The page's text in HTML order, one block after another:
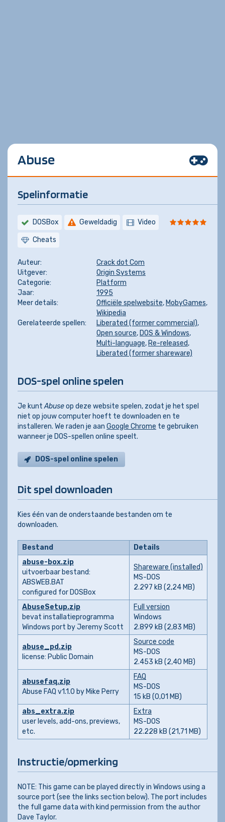
Abuse
Spelinformatie
DOSBox Geweldadig Video
Cheats
Auteur:
Crack dot Com
Uitgever:
Origin Systems
Categorie:
Platform
Jaar:
1995
Meer details:
Officiële spelwebsite, MobyGames,
Wikipedia
Gerelateerde spellen:
Liberated (former commercial),
Open source, DOS & Windows,
Multi-language, Re-released,
Liberated (former shareware)
DOS-spel online spelen
Je kuntAbuseop deze website spelen, zodat je het spel
niet op jouw computer hoeft te downloaden en te
installeren. We raden je aan Google Chrome te gebruiken
wanneer je DOS-spellen online speelt.
DOS-spel online spelen
Dit spel downloaden
Kies één van de onderstaande bestanden om te
downloaden.
Bestand
Details
abuse-box.zip
uitvoerbaar bestand:
ABSWEB.BAT
configured for DOSBox
Shareware (installed)
MS-DOS
2.297 kB (2,24 MB)
AbuseSetup.zip
bevat installatieprogramma
Windows port by Jeremy Scott
Full version
Windows
2.899 kB (2,83 MB)
abuse_pd.zip
license: Public Domain
Source code
MS-DOS
2.453 kB (2,40 MB)
abusefaq.zip
Abuse FAQ v1.1.0 by Mike Perry
FAQ
MS-DOS
15 kB (0,01 MB)
abs_extra.zip
user levels, add-ons, previews,
etc.
Extra
MS-DOS
22.228 kB (21,71 MB)
Instructie/opmerking
NOTE: This game can be played directly in Windows using a
source port (see the links section below). The port includes
the full game data with kind permission from the author
Dave Taylor.